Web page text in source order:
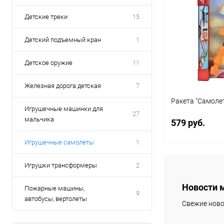
Детские треки 15
Детский подъемный кран 1
Детское оружие 11
Железная дорога детская 7
Игрушечные машинки для
мальчика
27
Игрушечные самолеты 1
Игрушки трансформеры 2
Пожарные машины,
автобусы, вертолеты
9
Ракета
579 руб.
Купить в 1
В избранное
Новости
Свежие